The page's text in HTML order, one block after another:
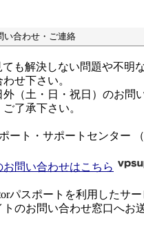
い合わせ・ご連絡
ても解決しない問題や不明
せ下さい。
外（土・日・祝日）のお問
了承下さい。
ート・サポートセンター （
お問い合わせはこちら
パスポートを利用したサ
のお問い合わせ窓口へお